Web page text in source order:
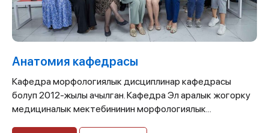
Анатомия кафедрасы
Кафедра морфологиялык дисциплинар кафедрасы
болуп 2012-жылы ачылган. Кафедра Эл аралык жогорку
медициналык мектебининин морфологиялык...